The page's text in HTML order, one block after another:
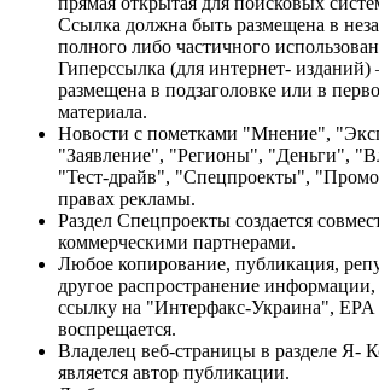
Ссылка должна быть размещена в
полного либо частичного
Гиперссылка (для интернет-
размещена в подзаголовке или в
материала.
Новости с пометками "Мнение",
"Заявление", "Регионы", "Деньги",
"Тест-драйв", "Спецпроекты",
правах рекламы.
Раздел Спецпроекты создается
коммерческими партнерами.
Любое копирование, публикация,
другое распространение
ссылку на "Интерфакс-Украина", EPA
воспрещается.
Владелец веб-страницы в разделе Я-
является автор публикации.